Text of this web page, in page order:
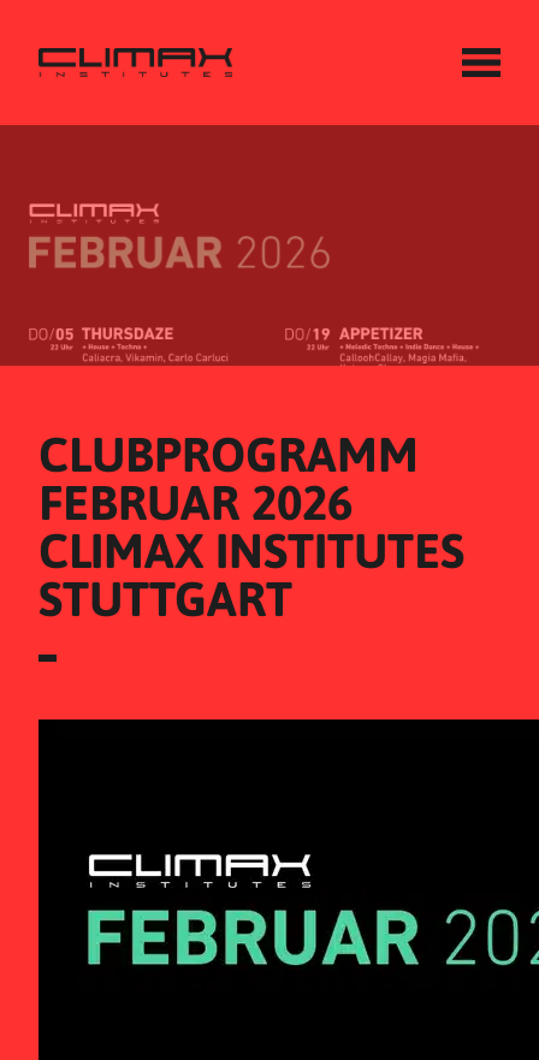
CLUBPROGRAMM
FEBRUAR 2026
CLIMAX INSTITUTES
STUTTGART